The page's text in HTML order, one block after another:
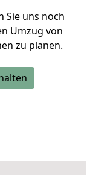
Sie uns noch
Umzug von
zu planen.